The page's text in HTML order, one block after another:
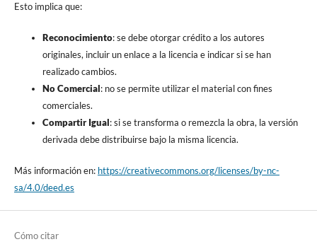
Esto implica que:
Reconocimiento: se debe otorgar crédito a los autores
originales, incluir un enlace a la licencia e indicar si se han
realizado cambios.
No Comercial: no se permite utilizar el material con fines
comerciales.
Compartir Igual: si se transforma o remezcla la obra, la versión
derivada debe distribuirse bajo la misma licencia.
Más información en: https://creativecommons.org/licenses/by-nc-
sa/4.0/deed.es
Cómo citar